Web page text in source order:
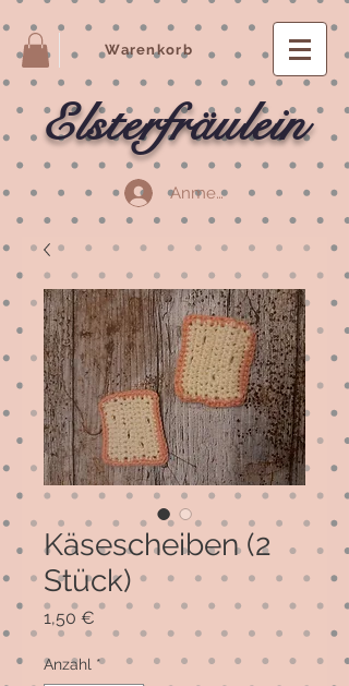
Warenkorb
Elsterfräulein
Anmelden
Käsescheiben (2
Stück)
1,50 €
Anzahl *